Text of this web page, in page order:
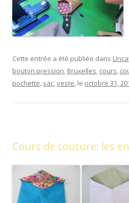
Cette entrée a été publiée dans
bouton pression, Bruxelles, cours,
pochette, sac,veste, le octobre 31,
Cours de couture: les